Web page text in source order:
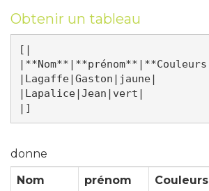
Obtenir un tableau
[|
|Lagaffe|Gaston|jaune|
|Lapalice|Jean|vert|
donne
Nom
prénom